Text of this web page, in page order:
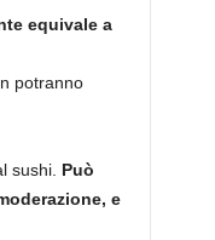
equivale a
potranno
sushi. Può
e